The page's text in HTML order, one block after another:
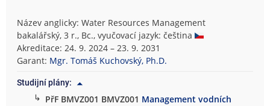
Název anglicky: Water Resources Management
bakalářský, 3 r., Bc., vyučovací jazyk: čeština
Akreditace: 24. 9. 2024 – 23. 9. 2031
Garant: Mgr. Tomáš Kuchovský, Ph.D.
Studijní plány:
↳ PřF BMVZ001 BMVZ001 Management vodních